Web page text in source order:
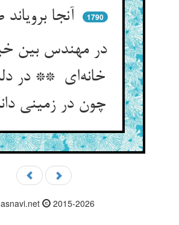
1790
در مهندس بین
خانه‌ای ** در
2015-2026